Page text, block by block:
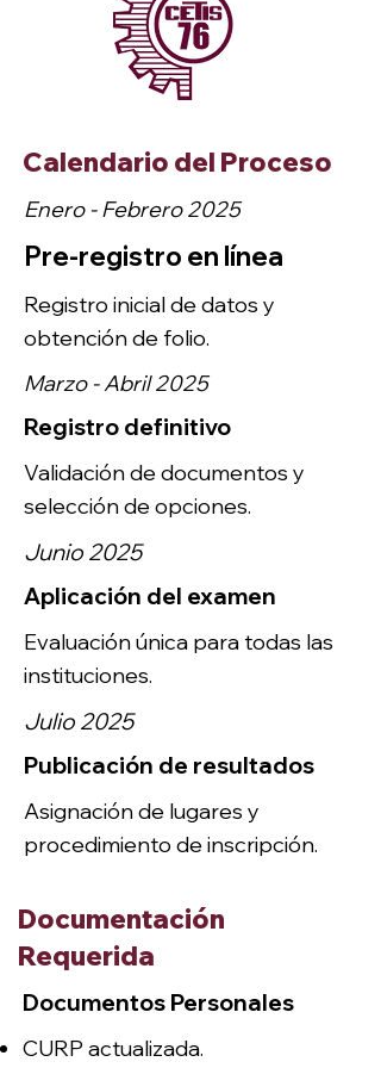
Calendario del Proceso
Enero - Febrero 2025
Pre-registro en línea
Registro inicial de datos y
obtención de folio.
Marzo - Abril 2025
Registro definitivo
Validación de documentos y
selección de opciones.
Junio 2025
Aplicación del examen
Evaluación única para todas las
instituciones.
Julio 2025
Publicación de resultados
Asignación de lugares y
procedimiento de inscripción.
Documentación
Requerida
Documentos Personales
CURP actualizada.